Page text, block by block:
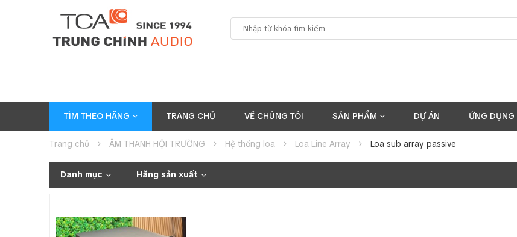
TÌM THEO HÃNG TRANG CHỦ VỀ CHÚNG TÔI SẢN PHẨM DỰ ÁN ỨNG DỤNG
Trang chủ ÂM THANH HỘI TRƯỜNG Hệ thống loa Loa Line Array Loa sub array passive
Danh mục Hãng sản xuất